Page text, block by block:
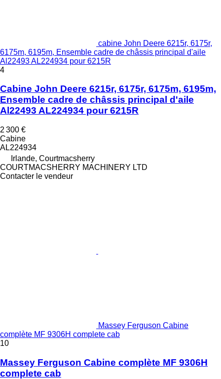
cabine John Deere 6215r, 6175r,
6175m, 6195m, Ensemble cadre de châssis principal d'aile
Al22493 AL224934 pour 6215R
4
Cabine John Deere 6215r, 6175r, 6175m, 6195m,
Ensemble cadre de châssis principal d'aile
Al22493 AL224934 pour 6215R
2 300 €
Cabine
AL224934
Irlande, Courtmacsherry
COURTMACSHERRY MACHINERY LTD
Contacter le vendeur
Massey Ferguson Cabine
complète MF 9306H complete cab
10
Massey Ferguson Cabine complète MF 9306H
complete cab